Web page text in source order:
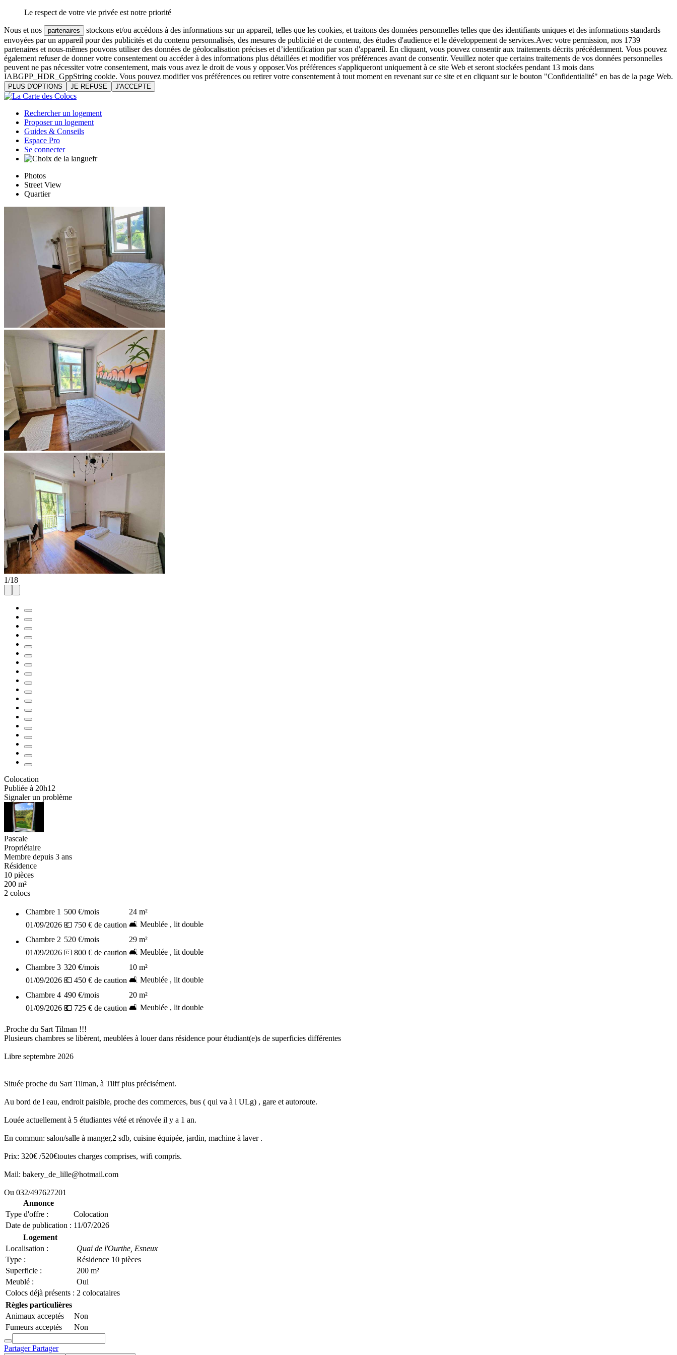
Le respect de votre vie privée est notre priorité
Nous et nos partenaires
stockons et/ou accédons à des informations sur un appareil, telles que les cookies, et traitons des données personnelles telles que des identifiants uniques et des informations standards
envoyées par un appareil pour des publicités et du contenu personnalisés, des mesures de publicité et de contenu, des études d'audience et le développement de services.Avec votre permission, nos 1739
partenaires et nous-mêmes pouvons utiliser des données de géolocalisation précises et d’identification par scan d'appareil. En cliquant, vous pouvez consentir aux traitements décrits précédemment. Vous pouvez
également refuser de donner votre consentement ou accéder à des informations plus détaillées et modifier vos préférences avant de consentir. Veuillez noter que certains traitements de vos données personnelles
peuvent ne pas nécessiter votre consentement, mais vous avez le droit de vous y opposer.Vos préférences s'appliqueront uniquement à ce site Web et seront stockées pendant 13 mois dans
IABGPP_HDR_GppString cookie. Vous pouvez modifier vos préférences ou retirer votre consentement à tout moment en revenant sur ce site et en cliquant sur le bouton "Confidentialité" en bas de la page Web.
PLUS D'OPTIONS JE REFUSE J'ACCEPTE
Rechercher un logement
Proposer un logement
Guides & Conseils
Espace Pro
Se connecter
fr
Photos
Street View
Quartier
1/18
Colocation
Publiée à 20h12
Signaler un problème
Pascale
Propriétaire
Membre depuis 3 ans
Résidence
10 pièces
200 m²
2 colocs
Chambre 1 500 €/mois 24 m²
01/09/2026 💶 750 € de caution 🛋️ Meublée , lit double
Chambre 2 520 €/mois 29 m²
01/09/2026 💶 800 € de caution 🛋️ Meublée , lit double
Chambre 3 320 €/mois 10 m²
01/09/2026 💶 450 € de caution 🛋️ Meublée , lit double
Chambre 4 490 €/mois 20 m²
01/09/2026 💶 725 € de caution 🛋️ Meublée , lit double
.Proche du Sart Tilman !!!
Plusieurs chambres se libèrent, meublées à louer dans résidence pour étudiant(e)s de superficies différentes
Libre septembre 2026
Située proche du Sart Tilman, à Tilff plus précisément.
Au bord de l eau, endroit paisible, proche des commerces, bus ( qui va à l ULg) , gare et autoroute.
Louée actuellement à 5 étudiantes vété et rénovée il y a 1 an.
En commun: salon/salle à manger,2 sdb, cuisine équipée, jardin, machine à laver .
Prix: 320€ /520€toutes charges comprises, wifi compris.
Mail: bakery_de_lille@hotmail.com
Ou 032/497627201
Annonce
Type d'offre :
Colocation
Date de publication : 11/07/2026
Logement
Localisation :
Quai de l'Ourthe, Esneux
Type :
Résidence 10 pièces
Superficie :
200 m²
Meublé :
Oui
Colocs déjà présents : 2 colocataires
Règles particulières
Animaux acceptés
Non
Fumeurs acceptés
Non
PartagerPartager